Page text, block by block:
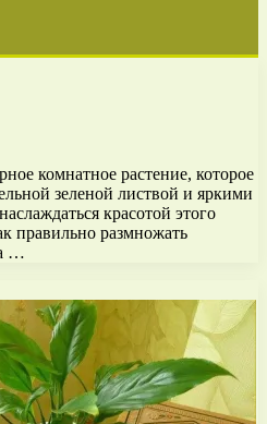
комнатное растение, которое
зеленой листвой и яркими
красотой этого
правильно размножать
…